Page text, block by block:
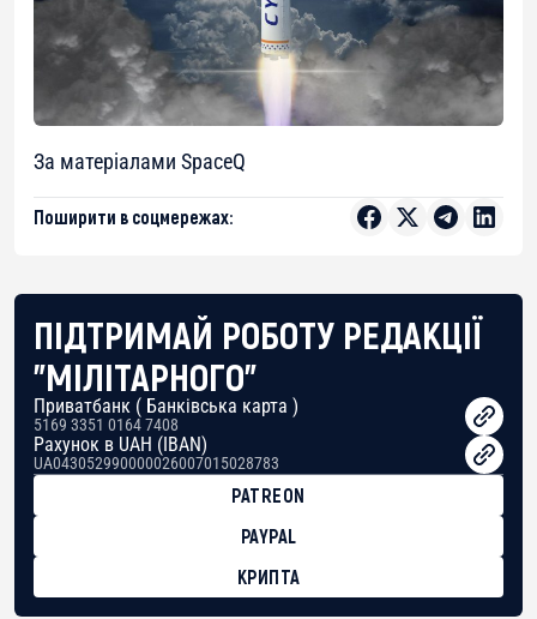
За матеріалами SpaceQ
Поширити в соцмережах:
ПІДТРИМАЙ РОБОТУ РЕДАКЦІЇ
"МІЛІТАРНОГО"
Приватбанк ( Банківська карта )
5169 3351 0164 7408
Рахунок в UAH (IBAN)
UA043052990000026007015028783
PATREON
PAYPAL
КРИПТА